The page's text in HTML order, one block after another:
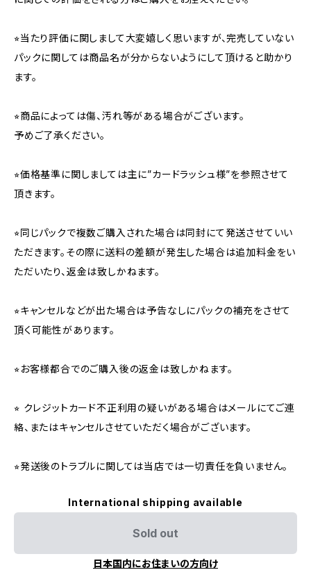
⭐︎当たり評価に関しまして大変嬉しく思いますが、完売していない
パックに関しては商品名が分からないようにして頂けると助かり
ます。
⭐︎商品によっては傷、汚れ等がある場合がございます。
予めご了承ください。
⭐︎価格基準に関しましては主に”カードラッシュ様”を参照させて
頂きます。
⭐︎同じパックで複数ご購入された場合は同封にて発送させていい
ただきます。その際に送料の差額が発生した場合は追加料金をい
ただいたり、返金は致しかねます。
⭐︎キャンセルなどが出た場合は予告なしにパックの補充をさせて
頂く可能性があります。
⭐︎お客様都合でのご購入後の返金は致しかねます。
⭐︎ クレジットカード不正利用の疑いがある場合はメールにてご連
絡、またはキャンセルさせていただく場合がございます。
⭐︎発送後のトラブルに関しては当店では一切責任を負いません。
International shipping available
Sold out
日本国内にお住まいの方向け